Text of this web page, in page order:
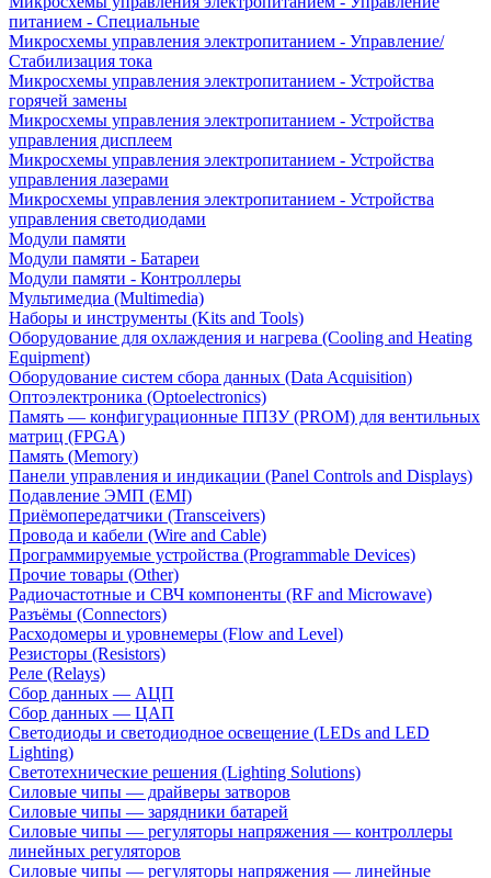
питанием - Специальные
Микросхемы управления электропитанием - Управление/
Стабилизация тока
Микросхемы управления электропитанием - Устройства
горячей замены
Микросхемы управления электропитанием - Устройства
управления дисплеем
Микросхемы управления электропитанием - Устройства
управления лазерами
Микросхемы управления электропитанием - Устройства
управления светодиодами
Модули памяти
Модули памяти - Батареи
Модули памяти - Контроллеры
Мультимедиа (Multimedia)
Наборы и инструменты (Kits and Tools)
Оборудование для охлаждения и нагрева (Cooling and Heating
Equipment)
Оборудование систем сбора данных (Data Acquisition)
Оптоэлектроника (Optoelectronics)
Память — конфигурационные ППЗУ (PROM) для вентильных
матриц (FPGA)
Память (Memory)
Панели управления и индикации (Panel Controls and Displays)
Подавление ЭМП (EMI)
Приёмопередатчики (Transceivers)
Провода и кабели (Wire and Cable)
Программируемые устройства (Programmable Devices)
Прочие товары (Other)
Радиочастотные и СВЧ компоненты (RF and Microwave)
Разъёмы (Connectors)
Расходомеры и уровнемеры (Flow and Level)
Резисторы (Resistors)
Реле (Relays)
Сбор данных — АЦП
Сбор данных — ЦАП
Светодиоды и светодиодное освещение (LEDs and LED
Lighting)
Светотехнические решения (Lighting Solutions)
Силовые чипы — драйверы затворов
Силовые чипы — зарядники батарей
Силовые чипы — регуляторы напряжения — контроллеры
линейных регуляторов
Силовые чипы — регуляторы напряжения — линейные